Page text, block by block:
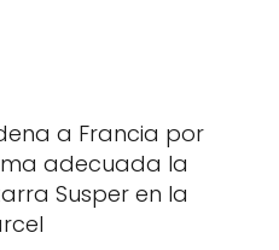
a Francia por
adecuada la
Susper en la